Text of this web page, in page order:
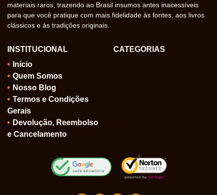
materiais raros, trazendo ao Brasil insumos antes inacessíveis
para que você pratique com mais fidelidade às fontes, aos livros
clássicos e às tradições originais.
INSTITUCIONAL
Início
Quem Somos
Nosso Blog
Termos e Condições
Gerais
Devolução, Reembolso
e Cancelamento
CATEGORIAS